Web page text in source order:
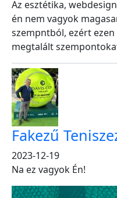
Az esztétika,
én nem vagyok
szempntból, ezért
megtalált
Fakezű
2023-12-19
Na ez vagyok Én!